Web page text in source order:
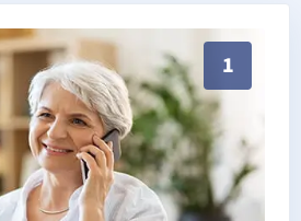
1
Beratung in Linden 25791